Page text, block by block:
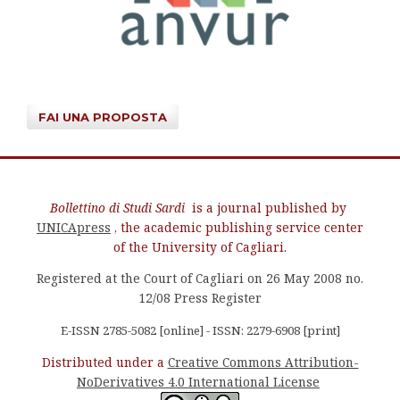
FAI UNA PROPOSTA
Bollettino di Studi Sardi is a journal published by
UNICApress , the academic publishing service center
of the University of Cagliari.
Registered at the Court of Cagliari on 26 May 2008 no.
12/08 Press Register
E-ISSN 2785-5082 [online] - ISSN: 2279-6908 [print]
Distributed under a Creative Commons Attribution-
NoDerivatives 4.0 International License